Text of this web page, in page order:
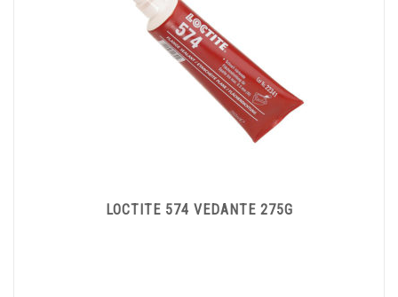
LOCTITE 574 VEDANTE 275G